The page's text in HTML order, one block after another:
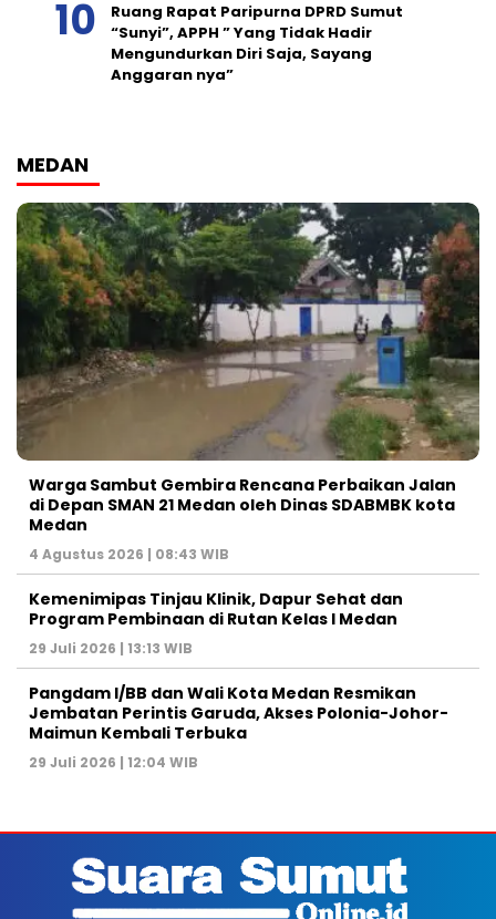
Ruang Rapat Paripurna DPRD Sumut
“Sunyi”, APPH ” Yang Tidak Hadir
Mengundurkan Diri Saja, Sayang
Anggaran nya”
MEDAN
Warga Sambut Gembira Rencana Perbaikan Jalan
di Depan SMAN 21 Medan oleh Dinas SDABMBK kota
Medan
4 Agustus 2026 | 08:43 WIB
Kemenimipas Tinjau Klinik, Dapur Sehat dan
Program Pembinaan di Rutan Kelas I Medan
29 Juli 2026 | 13:13 WIB
Pangdam I/BB dan Wali Kota Medan Resmikan
Jembatan Perintis Garuda, Akses Polonia-Johor-
Maimun Kembali Terbuka
29 Juli 2026 | 12:04 WIB